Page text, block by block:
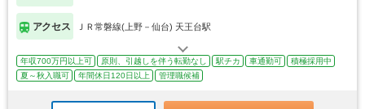
アクセス ＪＲ常磐線(上野－仙台) 天王台駅
年収700万円以上可 原則、引越しを伴う転勤なし 駅チカ 車通勤可
積極採用中
夏～秋入職可
年間休日120日以上 管理職候補